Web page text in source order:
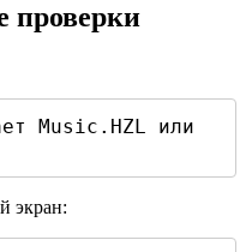
Music.HZL или
экран: